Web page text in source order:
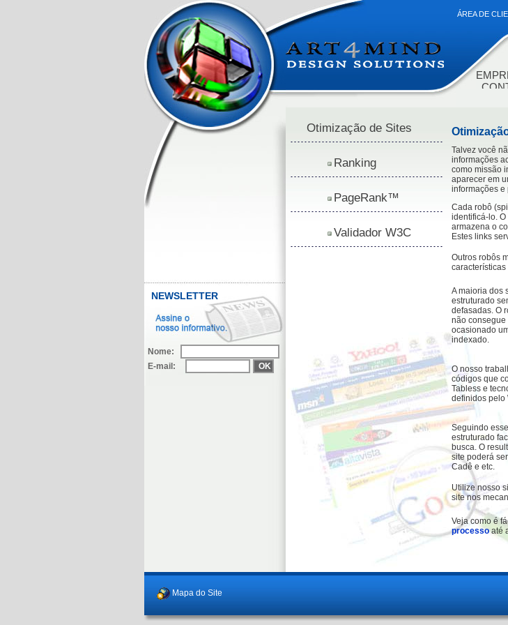
ÁREA DE
NEWSLETTER
Nome:
E-mail:
Otimização de Sites
Ranking
PageRank™
Validador W3C
Talvez você
informações
como missão
aparecer em
informações e
Cada robô
identificá-lo.
armazena o
Estes links
Outros robôs
A maioria dos
estruturado
defasadas. O
não consegue
ocasionado
indexado.
O nosso
códigos que
Tabless e
definidos pelo
Seguindo
estruturado
busca. O
site poderá
Cadê e etc.
Utilize nosso
site nos
Veja como é
processoaté
Mapa do Site